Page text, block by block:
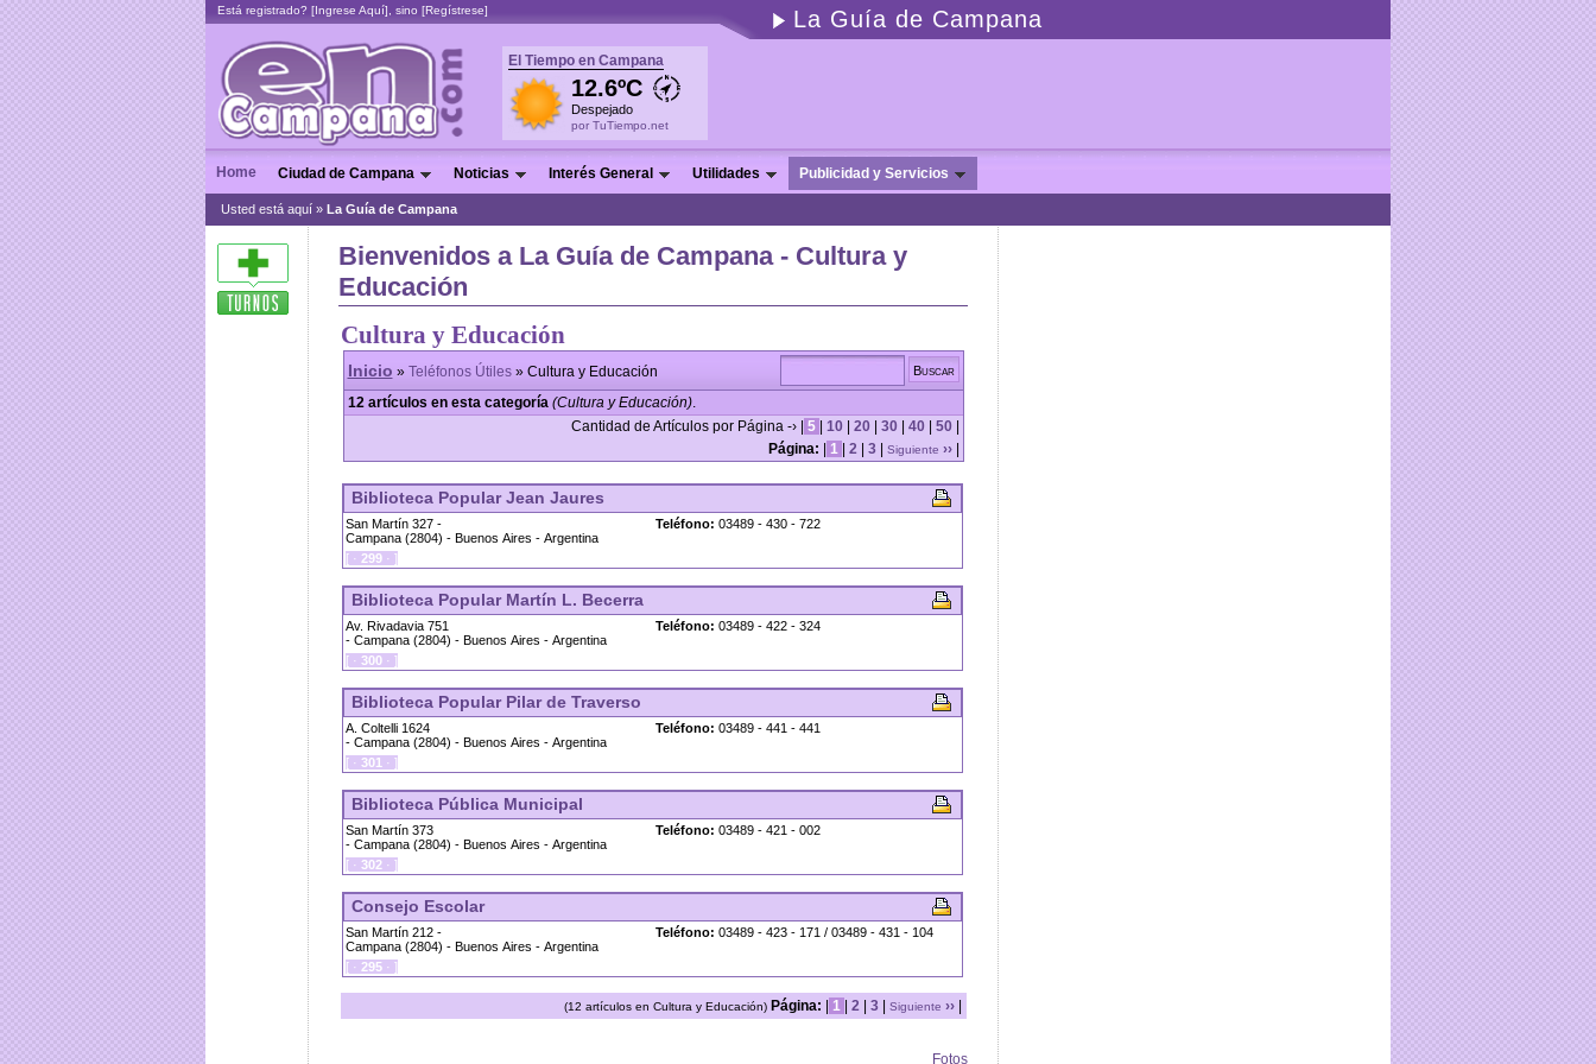
Está registrado? [Ingrese Aquí], sino [Regístrese] La Guía de Campana
El Tiempo en Campana
12.6ºC
Despejado
por TuTiempo.net
Home Ciudad de Campana Noticias Interés General Utilidades Publicidad y Servicios
Usted está aquí » La Guía de Campana
Bienvenidos a La Guía de Campana - Cultura y
Educación
Cultura y Educación
Inicio » Teléfonos Útiles» Cultura y Educación
12 artículos en esta categoría (Cultura y Educación).
Cantidad de Artículos por Página -› |
5 10| 20| 30| 40| 50|
Página:
1 2| 3| Siguiente ››|
Biblioteca Popular Jean Jaures
San Martín 327 -
Campana (2804) - Buenos Aires - Argentina
[ · 299 · ]
Teléfono: 03489 - 430 - 722
Biblioteca Popular Martín L. Becerra
Av. Rivadavia 751
- Campana (2804) - Buenos Aires - Argentina
[ · 300 · ]
Teléfono: 03489 - 422 - 324
Biblioteca Popular Pilar de Traverso
A. Coltelli 1624
- Campana (2804) - Buenos Aires - Argentina
[ · 301 · ]
Teléfono: 03489 - 441 - 441
Biblioteca Pública Municipal
San Martín 373
- Campana (2804) - Buenos Aires - Argentina
[ · 302 · ]
Teléfono: 03489 - 421 - 002
Consejo Escolar
San Martín 212 -
Campana (2804) - Buenos Aires - Argentina
[ · 295 · ]
Teléfono: 03489 - 423 - 171 / 03489 - 431 - 104
(12 artículos en Cultura y Educación) Página: 1 2 3 Siguiente ››
Fotos